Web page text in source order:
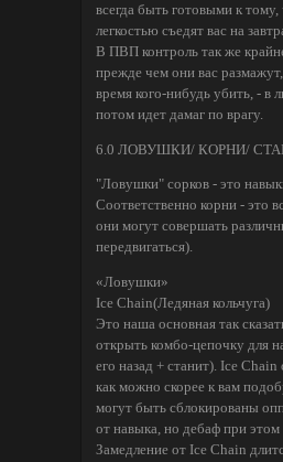
всегда быть готовыми к
легкостью съедят вас на
В ПВП контроль так же
прежде чем они вас
время кого-нибудь убить, -
потом идет дамаг по врагу.
6.0 ЛОВУШКИ/ КОРНИ/
"Ловушки" сорков - это
Соответственно корни - это
они могут совершать
передвигаться).
«Ловушки»
Ice Chain(Ледяная кольчуга)
Это наша основная так
открыть комбо-цепочку для
его назад + станит). Ice
как можно скорее к вам
могут быть сблокированы
от навыка, но дебаф при этом
Замедление от Ice Chain